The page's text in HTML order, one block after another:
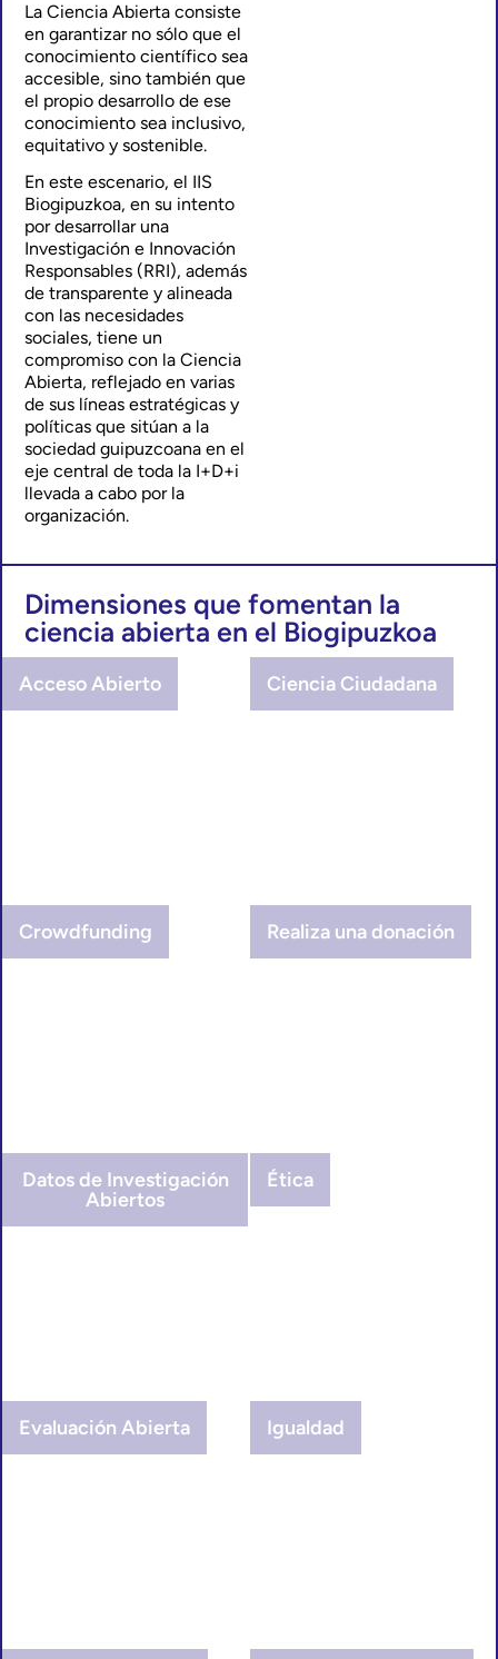
La Ciencia Abierta consiste
en garantizar no sólo que el
conocimiento científico sea
accesible, sino también que
el propio desarrollo de ese
conocimiento sea inclusivo,
equitativo y sostenible.
En este escenario, el IIS
Biogipuzkoa, en su intento
por desarrollar una
Investigación e Innovación
Responsables (RRI), además
de transparente y alineada
con las necesidades
sociales, tiene un
compromiso con la Ciencia
Abierta, reflejado en varias
de sus líneas estratégicas y
políticas que sitúan a la
sociedad guipuzcoana en el
eje central de toda la I+D+i
llevada a cabo por la
organización.
Dimensiones que fomentan la
ciencia abierta en el Biogipuzkoa​
Acceso Abierto Ciencia Ciudadana
Crowdfunding Realiza una donación
Datos de Investigación
Abiertos
Ética
Evaluación Abierta Igualdad